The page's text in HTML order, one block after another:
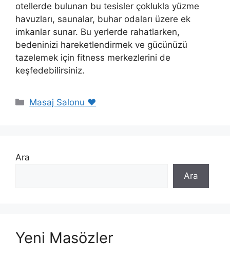
otellerde bulunan bu tesisler çoklukla yüzme
havuzları, saunalar, buhar odaları üzere ek
imkanlar sunar. Bu yerlerde rahatlarken,
bedeninizi hareketlendirmek ve gücünüzü
tazelemek için fitness merkezlerini de
keşfedebilirsiniz.
Kategoriler
Masaj Salonu ❤️
Ara
Ara
Yeni Masözler